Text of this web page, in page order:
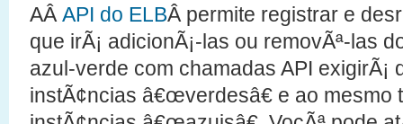
AÂ API do ELBÂ permite registrar e
que irÃ¡ adicionÃ¡-las ou removÃª-las
azul-verde com chamadas API exigirÃ¡
instÃ¢ncias â€œverdesâ€ e ao mesmo